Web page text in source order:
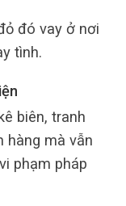
đó vay ở nơi
tình.
biên, tranh
hàng mà vẫn
phạm pháp